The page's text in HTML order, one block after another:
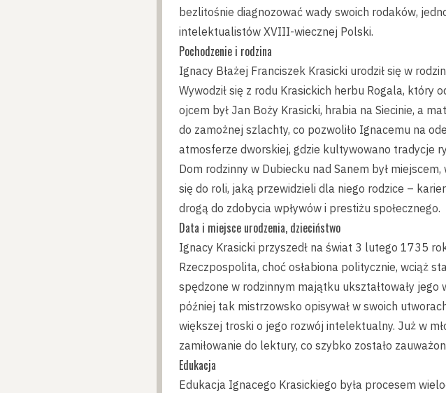
bezlitośnie diagnozować wady swoich rodaków,
intelektualistów XVIII-wiecznej Polski.
Pochodzenie i rodzina
Ignacy Błażej Franciszek Krasicki urodził się w
Wywodził się z rodu Krasickich herbu Rogala, który
ojcem był Jan Boży Krasicki, hrabia na Siecinie, a
do zamożnej szlachty, co pozwoliło Ignacemu na
atmosferze dworskiej, gdzie kultywowano tradycje
Dom rodzinny w Dubiecku nad Sanem był
się do roli, jaką przewidzieli dla niego rodzice –
drogą do zdobycia wpływów i prestiżu społecznego.
Data i miejsce urodzenia, dzieciństwo
Ignacy Krasicki przyszedł na świat 3 lutego 1735
Rzeczpospolita, choć osłabiona politycznie, wciąż
spędzone w rodzinnym majątku ukształtowały
później tak mistrzowsko opisywał w swoich
większej troski o jego rozwój intelektualny. Już w
zamiłowanie do lektury, co szybko zostało
Edukacja
Edukacja Ignacego Krasickiego była procesem